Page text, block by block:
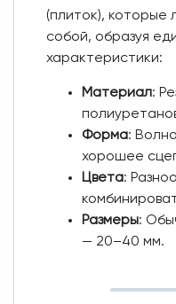
(плиток), которые
собой, образуя
характеристики:
Материал:
Форма:
хорошее
Цвета:
Размеры:
— 20–40 мм.